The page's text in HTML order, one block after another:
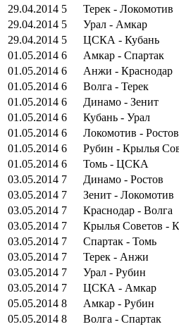
29.04.2014 5 Терек - Локомотив
29.04.2014 5 Урал - Амкар
29.04.2014 5 ЦСКА - Кубань
01.05.2014 6 Амкар - Спартак
01.05.2014 6 Анжи - Краснодар
01.05.2014 6 Волга - Терек
01.05.2014 6 Динамо - Зенит
01.05.2014 6 Кубань - Урал
01.05.2014 6 Локомотив - Ростов
01.05.2014 6 Рубин - Крылья
01.05.2014 6 Томь - ЦСКА
03.05.2014 7 Динамо - Ростов
03.05.2014 7 Зенит - Локомотив
03.05.2014 7 Краснодар - Волга
03.05.2014 7 Крылья Советов -
03.05.2014 7 Спартак - Томь
03.05.2014 7 Терек - Анжи
03.05.2014 7 Урал - Рубин
03.05.2014 7 ЦСКА - Амкар
05.05.2014 8 Амкар - Рубин
05.05.2014 8 Волга - Спартак